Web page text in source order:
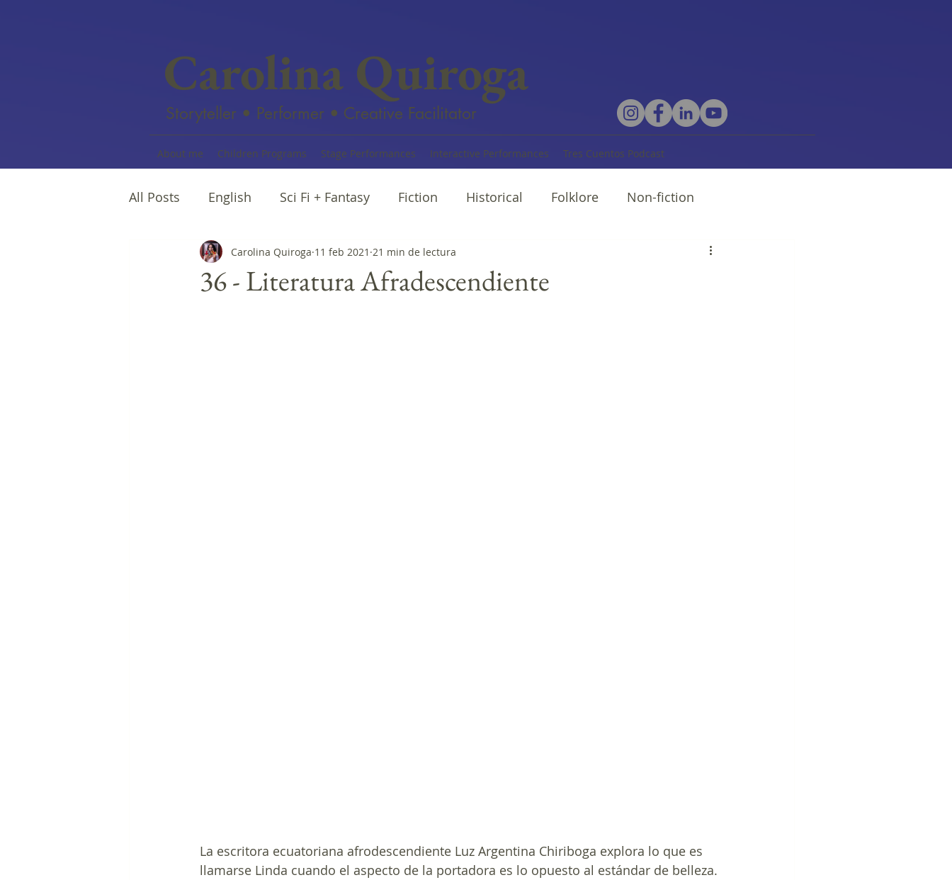
Carolina Quiroga
Storyteller • Performer • Creative Facilitator
About me Children Programs Stage Performances Interactive Performances Tres Cuentos Podcast
All Posts English Sci Fi + Fantasy Fiction Historical Folklore Non-fiction
Female writers Afro Narratives Cuentos
36 - Literatura Afradescendiente
Carolina Quiroga 11 feb 2021 21 min de lectura
La escritora ecuatoriana afrodescendiente Luz Argentina Chiriboga explora lo que es
llamarse Linda cuando el aspecto de la portadora es lo opuesto al estándar de belleza.